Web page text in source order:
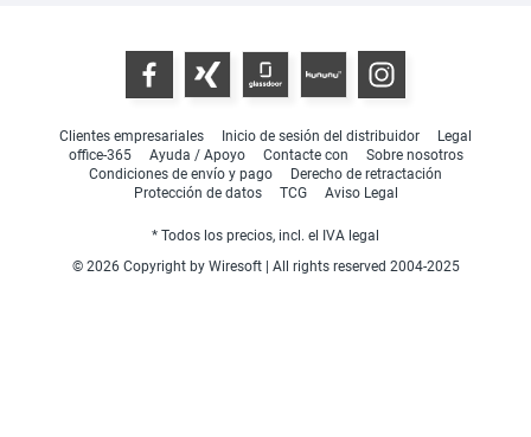
Clientes empresariales Inicio de sesión del distribuidor
Legal
office-365
Ayuda / Apoyo Contacte con
Sobre nosotros
Condiciones de envío y pago
Derecho de retractación
Protección de datos
TCG Aviso Legal
* Todos los precios, incl. el IVA legal
© 2026 Copyright by Wiresoft | All rights reserved 2004-2025